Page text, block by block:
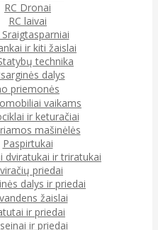
RC Dronai
RC laivai
Sraigtasparniai
ir kiti žaislai
technika
dalys
priemonės
vaikams
ir keturačiai
mašinėlės
Paspirtukai
dviratukai ir triratukai
priedai
dalys ir priedai
žaislai
ir priedai
ir priedai